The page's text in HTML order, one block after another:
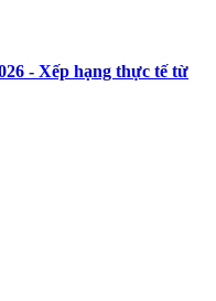
- Xếp hạng thực tế từ